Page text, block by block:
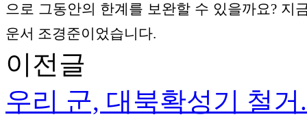
으로 그동안의 한계를 보완할 수 있을까요? 지
운서 조경준이었습니다.
이전글
우리 군, 대북확성기 철